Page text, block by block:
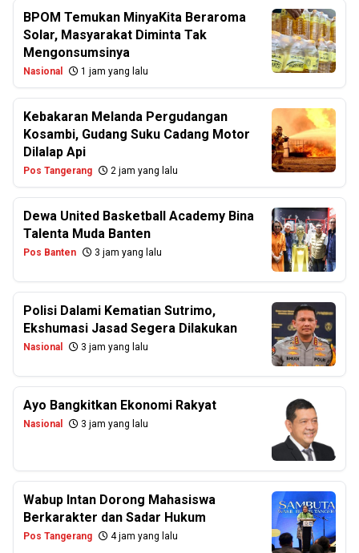
BPOM Temukan MinyaKita Beraroma
Solar, Masyarakat Diminta Tak
Mengonsumsinya
Nasional 1 jam yang lalu
Kebakaran Melanda Pergudangan
Kosambi, Gudang Suku Cadang Motor
Dilalap Api
Pos Tangerang 2 jam yang lalu
Dewa United Basketball Academy Bina
Talenta Muda Banten
Pos Banten 3 jam yang lalu
Polisi Dalami Kematian Sutrimo,
Ekshumasi Jasad Segera Dilakukan
Nasional 3 jam yang lalu
Ayo Bangkitkan Ekonomi Rakyat
Nasional 3 jam yang lalu
Wabup Intan Dorong Mahasiswa
Berkarakter dan Sadar Hukum
Pos Tangerang 4 jam yang lalu